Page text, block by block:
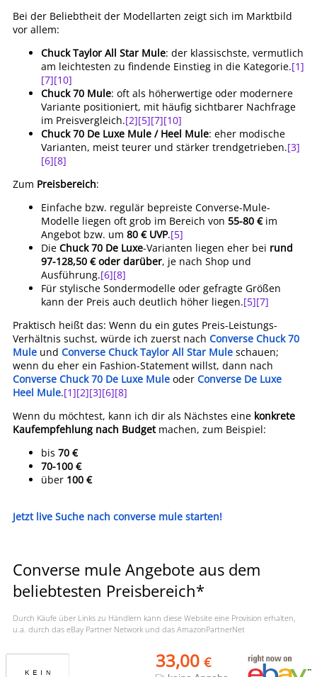
Bei der Beliebtheit der Modellarten zeigt sich im Marktbild
vor allem:
Chuck Taylor All Star Mule: der klassischste, vermutlich
am leichtesten zu findende Einstieg in die Kategorie.[1]
[7][10]
Chuck 70 Mule: oft als höherwertige oder modernere
Variante positioniert, mit häufig sichtbarer Nachfrage
im Preisvergleich.[2][5][7][10]
Chuck 70 De Luxe Mule / Heel Mule: eher modische
Varianten, meist teurer und stärker trendgetrieben.[3]
[6][8]
Zum Preisbereich:
Einfache bzw. regulär bepreiste Converse-Mule-
Modelle liegen oft grob im Bereich von 55-80 €im
Angebot bzw. um 80 € UVP.[5]
Die Chuck 70 De Luxe-Varianten liegen eher bei rund
97-128,50 € oder darüber, je nach Shop und
Ausführung.[6][8]
Für stylische Sondermodelle oder gefragte Größen
kann der Preis auch deutlich höher liegen.[5][7]
Praktisch heißt das: Wenn du ein gutes Preis-Leistungs-
Verhältnis suchst, würde ich zuerst nach Converse Chuck 70
Mule und Converse Chuck Taylor All Star Mule schauen;
wenn du eher ein Fashion-Statement willst, dann nach
Converse Chuck 70 De Luxe Mule oder Converse De Luxe
Heel Mule.[1][2][3][6][8]
Wenn du möchtest, kann ich dir als Nächstes eine konkrete
Kaufempfehlung nach Budgetmachen, zum Beispiel:
bis 70 €
70-100 €
über 100 €
Jetzt live Suche nach converse mule starten!
Converse mule Angebote aus dem
beliebtesten Preisbereich*
Durch Käufe über Links zu Händlern kann diese Website eine Provision erhalten,
u.a. durch das eBay Partner Network und das AmazonPartnerNet
33,00 €